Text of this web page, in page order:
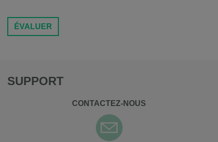
ÉVALUER
SUPPORT
CONTACTEZ-NOUS